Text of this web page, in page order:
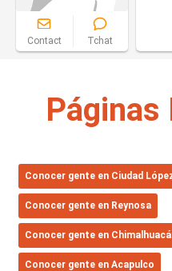
Contact Tchat
Páginas
Conocer gente en Ciudad
Conocer gente en Reynosa
Conocer gente en
Conocer gente en Acapulco